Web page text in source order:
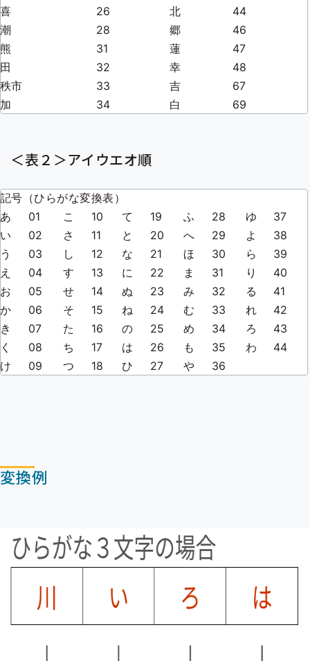
喜
26 北
44
潮
28 郷
46
熊
31 蓮
47
田
32 幸
48
秩市
33 吉
67
加
34 白 69
＜表２＞アイウエオ順
記号（ひらがな変換表）
あ
01 こ 10 て 19 ふ 28 ゆ
37
い
02 さ 11 と 20 へ 29 よ
38
う
03 し 12 な 21 ほ 30 ら
39
え
04 す 13 に 22 ま 31 り
40
お
05 せ 14 ぬ 23 み 32 る
41
か
06 そ 15 ね 24 む 33 れ
42
き
07 た 16 の 25 め 34 ろ
43
く
08 ち 17 は 26 も 35 わ
44
け
09 つ 18 ひ 27 や 36
変換例